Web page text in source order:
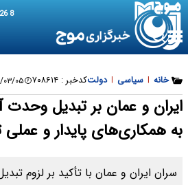
8 August 2026
خانه | سیاسی | دولتکدخبر : ۷۰۸۶۱۴ ۱۴۰۵/۰۳/
ایران و عمان بر تبدیل وحدت
به همکاری‌های پایدار و عملی
سران ایران و عمان با تأکید بر لزوم